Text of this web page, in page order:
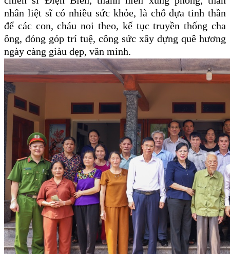
nhân liệt sĩ có nhiều sức khỏe, là chỗ dựa tinh thần
để các con, cháu noi theo, kế tục truyền thống cha
ông, đóng góp trí tuệ, công sức xây dựng quê hương
ngày càng giàu đẹp, văn minh.